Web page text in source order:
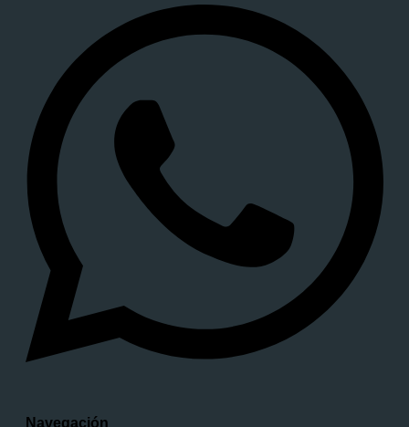
Navegación